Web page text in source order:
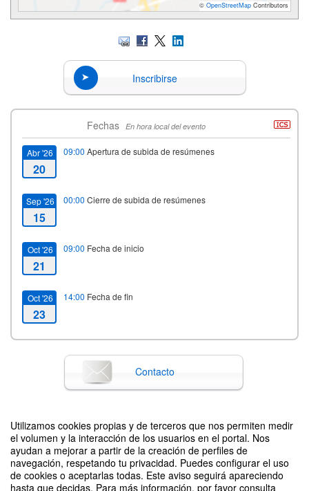
Utilizamos cookies propias y de terceros que nos permiten medir
el volumen y la interacción de los usuarios en el portal. Nos
ayudan a mejorar a partir de la creación de perfiles de
navegación, respetando tu privacidad. Puedes configurar el uso
de cookies o aceptarlas todas. Este aviso seguirá apareciendo
hasta que decidas. Para más información, por favor consulta
© OpenStreetMap Contributors
Inscribirse
Fechas En hora local del evento
Abr '26
20
09:00 Apertura de subida de resúmenes
Sep '26
15
00:00 Cierre de subida de resúmenes
Oct '26
21
09:00 Fecha de inicio
Oct '26
23
14:00 Fecha de fin
Contacto
Difunde tu evento poniendo el siguiente código en tu sitio